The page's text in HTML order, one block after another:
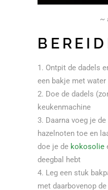
~
Ontpit de dadels
een bakje met water
Doe de dadels
keukenmachine
Daarna voeg je
hazelnoten toe en
doe je de kokosolie
deegbal hebt
Leg een stuk
met daarbovenop